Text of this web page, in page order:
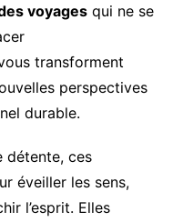
voyagesqui ne se
transforment
perspectives
durable.
détente, ces
éveiller les sens,
l’esprit. Elles